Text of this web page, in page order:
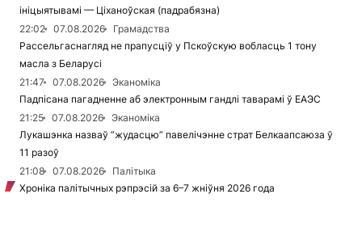
ініцыятывамі — Ціханоўская (падрабязна)
22:02
07.08.2026
Грамадства
Рассельгаснагляд не прапусціў у Пскоўскую вобласць 1 тону
масла з Беларусі
21:47
07.08.2026
Эканоміка
Падпісана пагадненне аб электронным гандлі таварамі ў ЕАЭС
21:25
07.08.2026
Эканоміка
Лукашэнка назваў “жудасцю” павелічэнне страт Белкаапсаюза ў
11 разоў
21:08
07.08.2026
Палітыка
Хроніка палітычных рэпрэсій за 6–7 жніўня 2026 года